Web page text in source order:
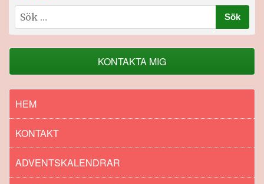
Sök
efter:
KONTAKTA MIG
HEM
KONTAKT
ADVENTSKALENDRAR